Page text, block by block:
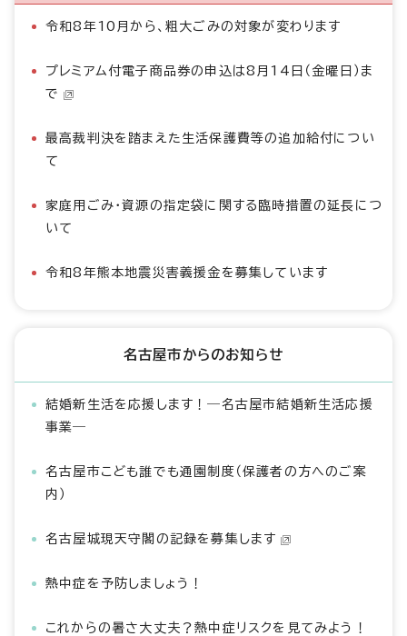
令和8年10月から、粗大ごみの対象が変わります
プレミアム付電子商品券の申込は8月14日（金曜日）ま
で
最高裁判決を踏まえた生活保護費等の追加給付につい
て
家庭用ごみ・資源の指定袋に関する臨時措置の延長につ
いて
令和8年熊本地震災害義援金を募集しています
名古屋市からのお知らせ
結婚新生活を応援します！―名古屋市結婚新生活応援
事業―
名古屋市こども誰でも通園制度（保護者の方へのご案
内）
名古屋城現天守閣の記録を募集します
熱中症を予防しましょう！
これからの暑さ大丈夫？熱中症リスクを見てみよう！